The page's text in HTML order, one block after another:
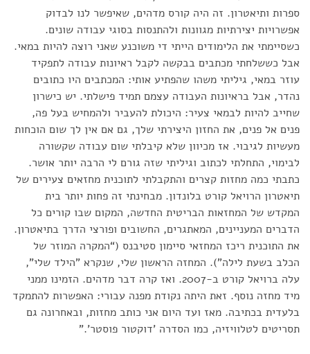
ספרות ותיאטרון. זה היה קורס מדהים, שאיפשר לנו לבדוק
אפשרויות יצירתיות מגוונות ולהתנסות בסוגי עבודה שונים.
כשסיימתי את הלימודים הייתי די משוכנע שאני רוצה להיות במאי.
אבל כששלחתי מכתבים בבקשה לקבל ראיונות עבודה לתפקיד
עוזר במאי, גיליתי משהו שהפתיע אותי: המכתבים היו כתובים
נהדר, אבל בראיונות העבודה עצמם תמיד פישלתי. יש כישרון
שחייב להיות לבמאי צעיר: היכולת להעביר ולהמחיש בעל פה,
פנים אל פנים, את החזון היצירתי שלך, גם אם אין לך שום הוכחות
מעשיות לגיבוי. אז מכיוון שלא קיבלתי שום עבודה שקשורה
לבימוי, התחלתי לכתוב וגיליתי שזה גורם לי הרבה יותר אושר.
כתבתי כמה מחזות קצרים והתקבלתי לתוכנית מחזאים צעירים של
תיאטרון הרויאל קורט בלונדון. מבחינתי זה פחות יותר בית
המקדש של המחזאות הבריטית החדשה, המקום שבו קורים כל
הדברים המעניינים, המאתגרים, החשובים ופורצי הדרך בתיאטרון.
את התוכנית ריכז המחזאי סיימון סטיבנס (“המקרה המוזר של
הכלב בשעת לילה"). המחזה הראשון שלי, שנקרא "הילד שלי",
עלה ברויאל קורט ב-2007. ואז קרה דבר מדהים. הזמינו ממני
מיד מחזה נוסף. זאת היתה נקודת מפנה עבורי: האפשרות להתמקד
בלעדית בכתיבה. מאז ועד היום אני כותב מחזות, ובאחרונה גם
תסריטים לטלוויזיה, כמו הסדרה 'דוקטור פוסטר'.”